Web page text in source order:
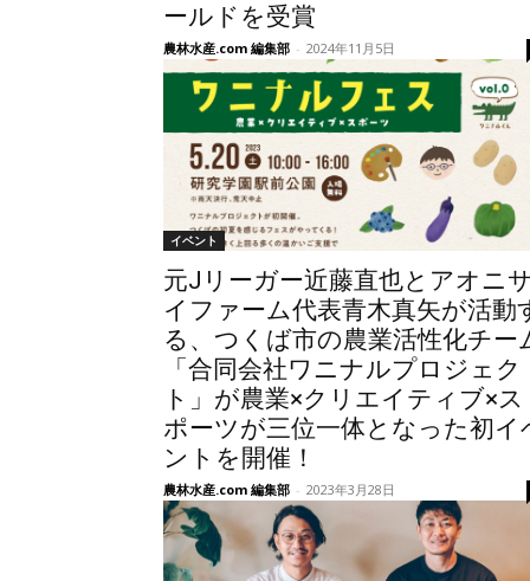
ールドを受賞
農林水産.com 編集部 - 2024年11月5日
イベント
元Jリーガー近藤直也とアオニ
イファーム代表青木真矢が活動
る、つくば市の農業活性化チー
「合同会社ワニナルプロジェク
ト」が農業×クリエイティブ×ス
ポーツが三位一体となった初イ
ントを開催！
農林水産.com 編集部 - 2023年3月28日